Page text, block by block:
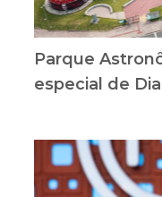
Parque
especial de